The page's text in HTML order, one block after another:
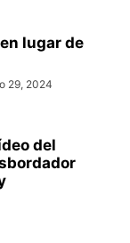
lugar de
29, 2024
del